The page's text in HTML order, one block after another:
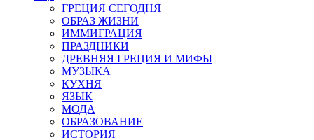
ГРЕЦИЯ СЕГОДНЯ
ОБРАЗ ЖИЗНИ
ИММИГРАЦИЯ
ПРАЗДНИКИ
ДРЕВНЯЯ ГРЕЦИЯ И МИФЫ
МУЗЫКА
КУХНЯ
ЯЗЫК
МОДА
ОБРАЗОВАНИЕ
ИСТОРИЯ